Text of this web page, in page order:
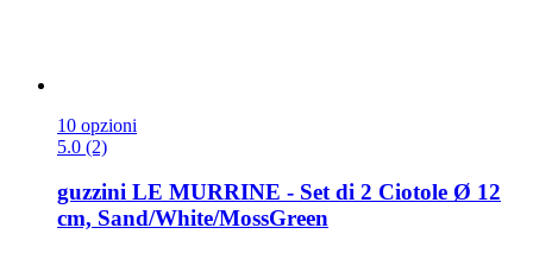
10 opzioni
5.0 (2)
guzzini LE MURRINE -​ Set di 2 Ciotole Ø 12
cm, Sand/White/MossGreen